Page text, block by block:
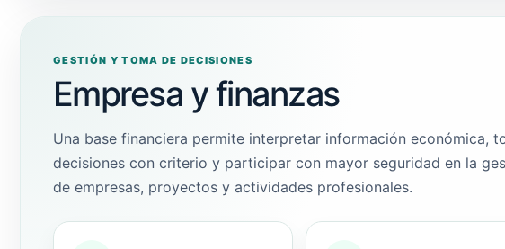
GESTIÓN Y TOMA DE DECISIONES
Empresa y finanzas
Una base financiera permite interpretar información económica,
decisiones con criterio y participar con mayor seguridad en la
de empresas, proyectos y actividades profesionales.